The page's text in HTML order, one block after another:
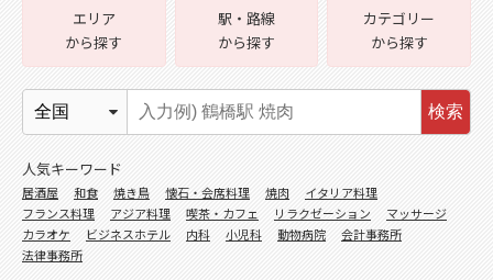
エリア
から探す
駅・路線
から探す
カテゴリー
から探す
検索
人気キーワード
居酒屋 和食 焼き鳥 懐石・会席料理 焼肉
イタリア料理
フランス料理
アジア料理 喫茶・カフェ リラクゼーション
マッサージ
カラオケ
ビジネスホテル 内科 小児科 動物病院
会計事務所
法律事務所